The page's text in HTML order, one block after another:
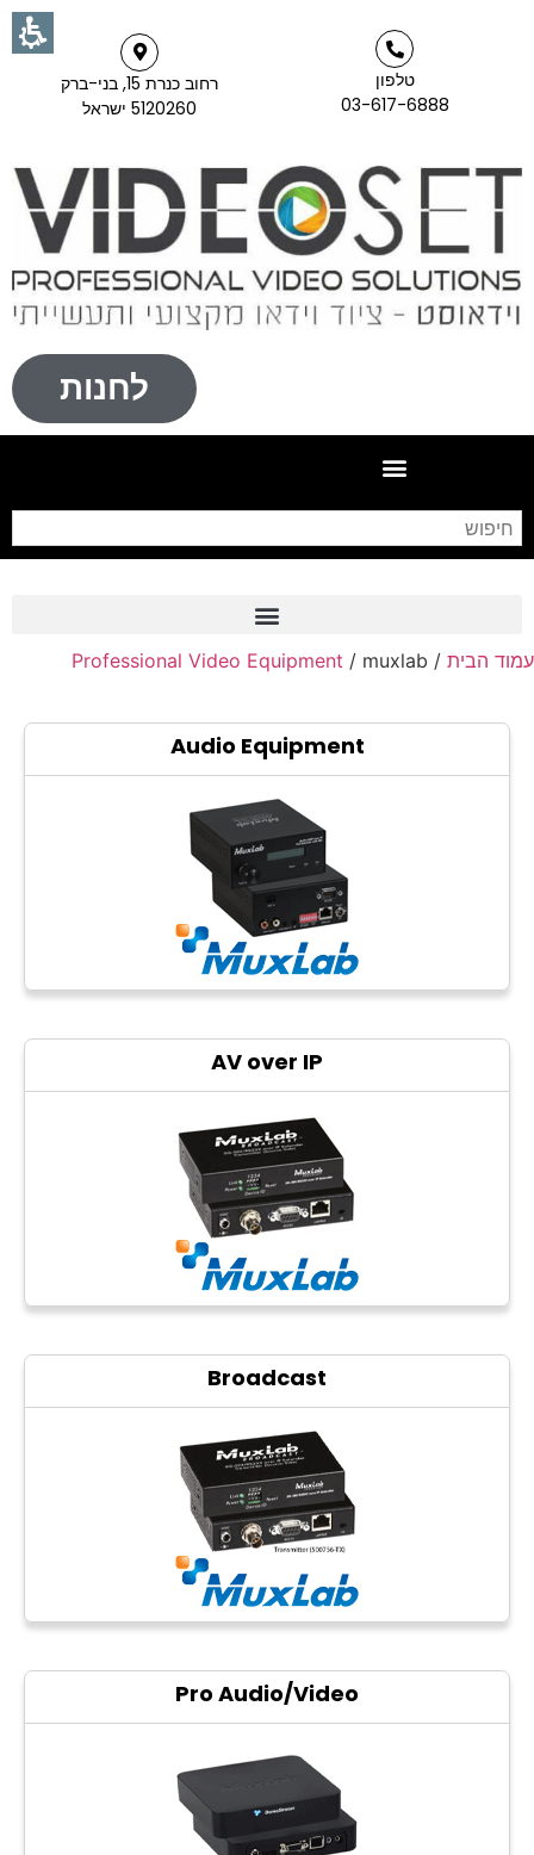
טלפון
03-617-6888
רחוב כנרת 15, בני-ברק
5120260 ישראל
לחנות
Frame Grabber
Industrial Camera
Professional Monitors
PTZ Confrence Camera
C-Mount Lenss
Professional Video Equipment
Visualizer
Fiber Optic
AV over IP
CCTV
Photo Printers
עמוד הבית /
Professional Video Equipment / muxlab
Audio Equipment
AV over IP
Broadcast
Pro Audio/Video